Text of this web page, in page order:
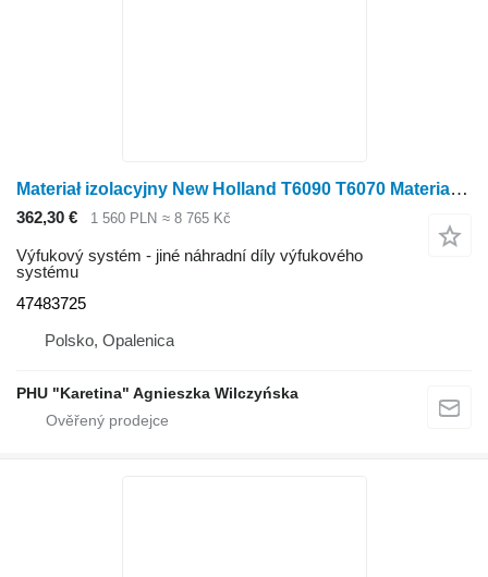
Materiał izolacyjny New Holland T6090 T6070 Materiał izolacyjny 47483725 pro sklízecí mlátičku New Holland T6090 T607
362,30 € 1 560 PLN ≈ 8 765 Kč
Výfukový systém - jiné náhradní díly výfukového
systému
47483725
Polsko, Opalenica
PHU "Karetina" Agnieszka Wilczyńska